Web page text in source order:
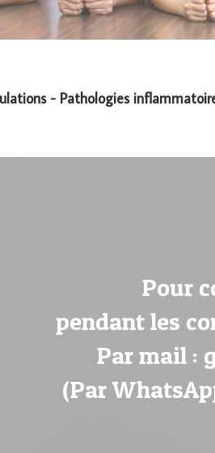
- Pathologies
Pour
pendant les
Par mail :
(Par